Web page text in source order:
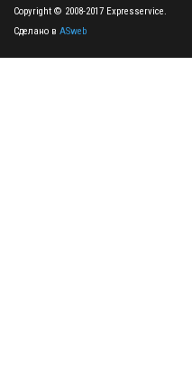
Copyright © 2008-2017 Expresservice.
Сделано в ASweb